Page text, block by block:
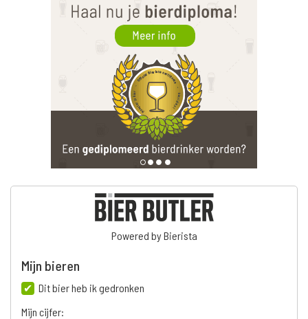
Powered by Bierista
Mijn bieren
Dit bier heb ik gedronken
Mijn cijfer: